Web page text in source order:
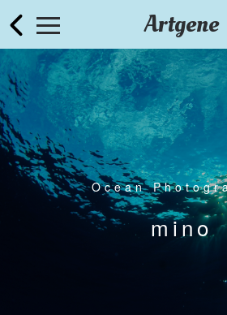
Artgene
Ocean
mino